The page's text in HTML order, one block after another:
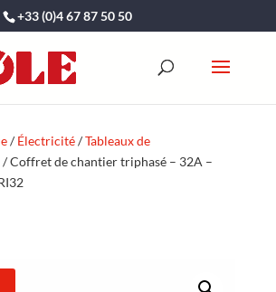
+33 (0)4 67 87 50 50
/Électricité/Tableaux de
/ Coffret de chantier triphasé – 32A –